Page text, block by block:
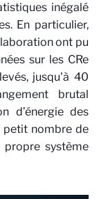
inégalé
En particulier,
ont pu
sur les CRe
jusqu'à 40
brutal
d’énergie des
petit nombre de
système